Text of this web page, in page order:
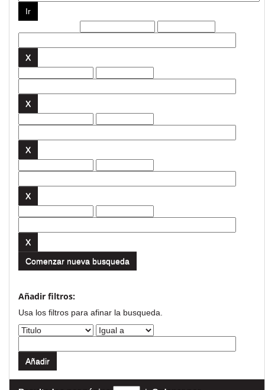
Comenzar nueva busqueda
Añadir filtros:
Usa los filtros para afinar la busqueda.